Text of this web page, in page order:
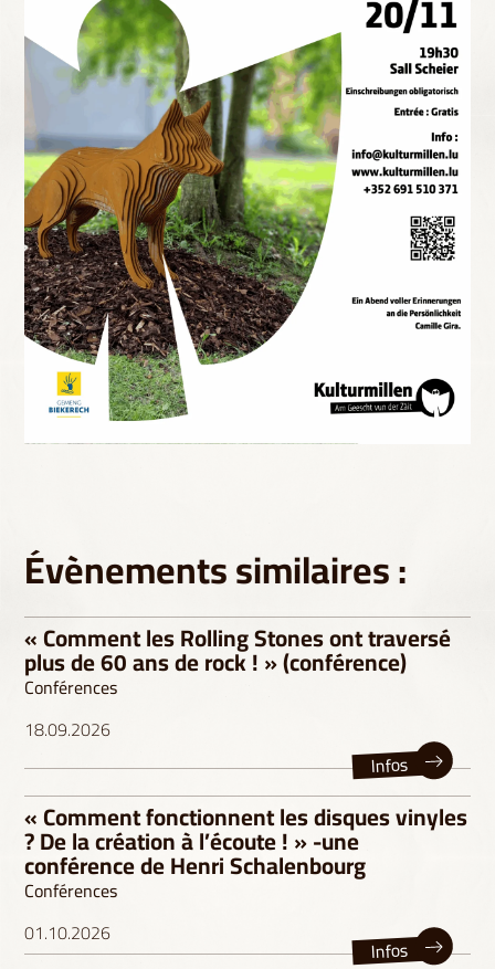
Évènements similaires :
« Comment les Rolling Stones ont traversé
plus de 60 ans de rock ! » (conférence)
Conférences
18.09.2026
Infos
« Comment fonctionnent les disques vinyles
? De la création à l’écoute ! » -une
conférence de Henri Schalenbourg
Conférences
01.10.2026
Infos